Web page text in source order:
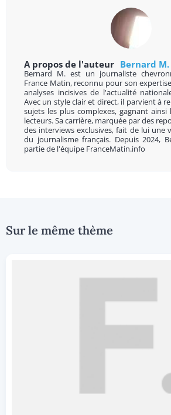
A propos de l'auteur Bernard M.
Bernard M. est un journaliste
France Matin, reconnu pour son
analyses incisives de l'actualité
Avec un style clair et direct, il parvient à
sujets les plus complexes, gagnant ainsi
lecteurs. Sa carrière, marquée par des
des interviews exclusives, fait de lui une
du journalisme français. Depuis 2024,
partie de l'équipe FranceMatin.info
Sur le même thème